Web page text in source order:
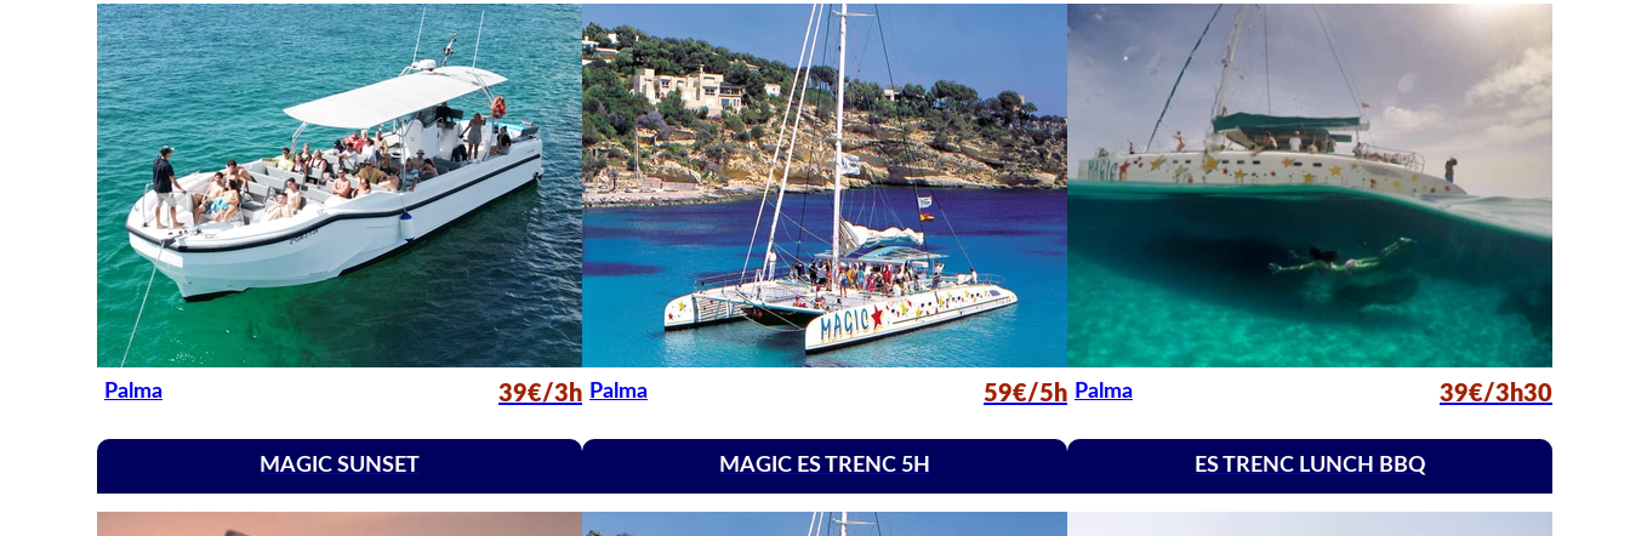
Palma 39€/3h Palma 59€/5h Palma 39€/3h30
MAGIC SUNSET MAGIC ES TRENC 5H ES TRENC LUNCH BBQ